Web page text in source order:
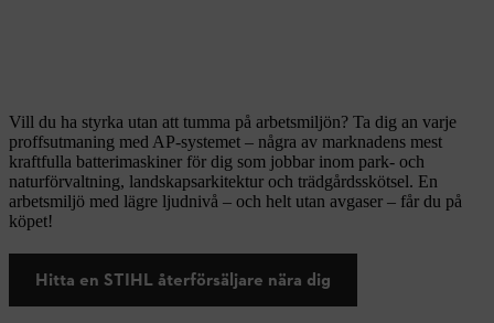
Vill du ha styrka utan att tumma på arbetsmiljön? Ta dig an varje
proffsutmaning med AP-systemet – några av marknadens mest
kraftfulla batterimaskiner för dig som jobbar inom park- och
naturförvaltning, landskapsarkitektur och trädgårdsskötsel. En
arbetsmiljö med lägre ljudnivå – och helt utan avgaser – får du på
köpet!
Hitta en STIHL återförsäljare nära dig